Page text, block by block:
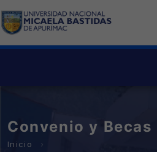
Convenio y Becas